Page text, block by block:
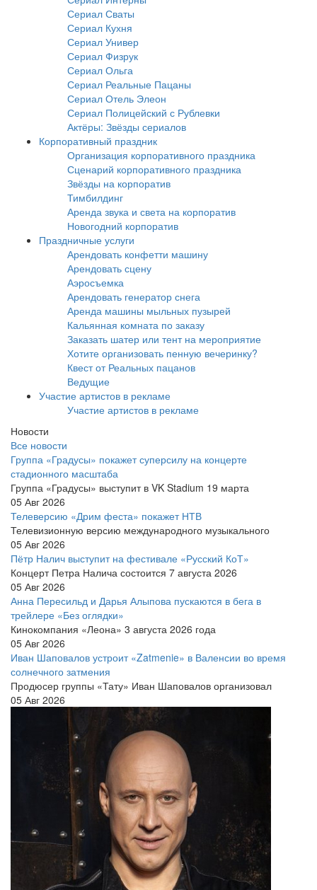
Сериал Сваты
Сериал Кухня
Сериал Универ
Сериал Физрук
Сериал Ольга
Сериал Реальные Пацаны
Сериал Отель Элеон
Сериал Полицейский с Рублевки
Актёры: Звёзды сериалов
Корпоративный праздник
Организация корпоративного праздника
Сценарий корпоративного праздника
Звёзды на корпоратив
Тимбилдинг
Аренда звука и света на корпоратив
Новогодний корпоратив
Праздничные услуги
Арендовать конфетти машину
Арендовать сцену
Аэросъемка
Арендовать генератор снега
Аренда машины мыльных пузырей
Кальянная комната по заказу
Заказать шатер или тент на мероприятие
Хотите организовать пенную вечеринку?
Квест от Реальных пацанов
Ведущие
Участие артистов в рекламе
Участие артистов в рекламе
Новости
Все новости
Группа «Градусы» покажет суперсилу на концерте
стадионного масштаба
Группа «Градусы» выступит в VK Stadium 19 марта
05 Авг 2026
Телеверсию «Дрим феста» покажет НТВ
Телевизионную версию международного музыкального
05 Авг 2026
Пётр Налич выступит на фестивале «Русский КоТ»
Концерт Петра Налича состоится 7 августа 2026
05 Авг 2026
Анна Пересильд и Дарья Алыпова пускаются в бега в
трейлере «Без оглядки»
Кинокомпания «Леона» 3 августа 2026 года
05 Авг 2026
Иван Шаповалов устроит «Zatmenie» в Валенсии во время
солнечного затмения
Продюсер группы «Тату» Иван Шаповалов организовал
05 Авг 2026